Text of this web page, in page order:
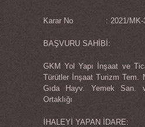
Karar No : 2021/MK-
BAŞVURU SAHİBİ:
GKM Yol Yapı İnşaat ve
Türütler İnşaat Turizm Tem.
Gıda Hayv. Yemek
Ortaklığı
İHALEYİ YAPAN İDARE: